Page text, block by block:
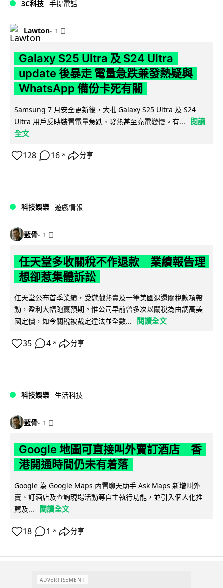
3C科技 手提電話
Lawton 1 日
Galaxy S25 Ultra 及 S24 Ultra
update 後暴走 電量急跌兼發熱疑與
WhatsApp 備份卡死有關
Samsung 7 月安全更新後，大批 Galaxy S25 Ultra 及 S24
Ultra 用戶反映裝置電量急跌、發熱甚至充電變慢。有...
閱讀
全文
128 16 ↗ 分享
科技娛樂 遊戲情報
藍骨 1 日
任天堂多收關稅不作退款 業績報告理
想卻惹集體訴訟
任天堂公布首季業績，受遊戲熱賣及一筆美國退還關稅款項帶
動，盈利大幅跑贏預期。惟公司早前曾多次以關稅為由調高美
國定價，如今關稅被裁定違法並全數...
閱讀全文
35 4 ↗ 分享
科技娛樂 生活科技
藍骨 1 日
Google 地圖可直接叫外賣訂酒店 香
港開通時間仍未有着落
Google 為 Google Maps 內置聊天助手 Ask Maps 新增叫外
賣、訂酒店及查詢現場活動等自主執行功能，並引入個人化推
薦及...
閱讀全文
18 1 ↗ 分享
ADVERTISEMENT